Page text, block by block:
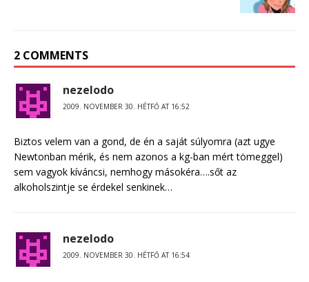
2 COMMENTS
nezelodo
2009. NOVEMBER 30. HÉTFŐ AT 16:52
Biztos velem van a gond, de én a saját súlyomra (azt ugye
Newtonban mérik, és nem azonos a kg-ban mért tömeggel)
sem vagyok kíváncsi, nemhogy másokéra….sőt az
alkoholszintje se érdekel senkinek…
nezelodo
2009. NOVEMBER 30. HÉTFŐ AT 16:54